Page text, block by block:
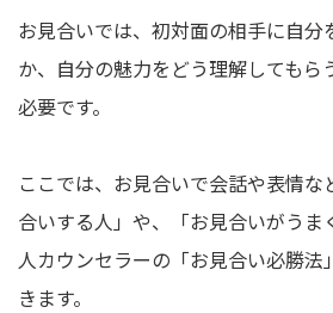
お見合いでは、初対面の相手に自分
か、自分の魅力をどう理解してもら
必要です。
ここでは、お見合いで会話や表情
合いする人」や、「お見合いがう
人カウンセラーの「お見合い必勝法
きます。